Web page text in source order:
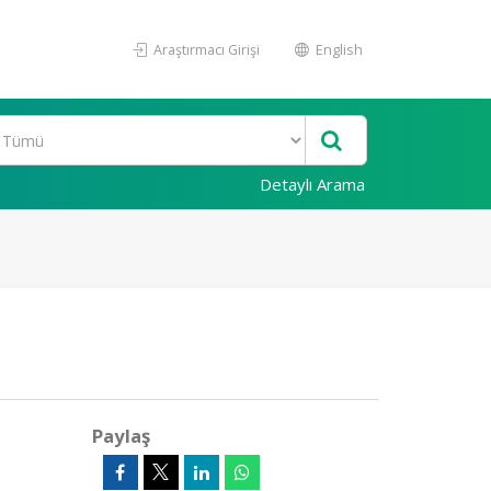
Araştırmacı Girişi English
Detaylı Arama
Paylaş